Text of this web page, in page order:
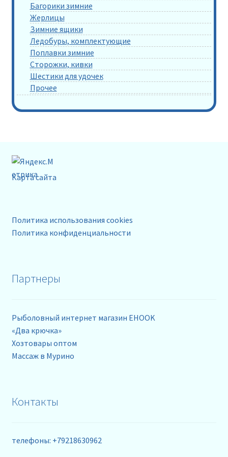
Багорики зимние
Жерлицы
Зимние ящики
Ледобуры, комплектующие
Поплавки зимние
Сторожки, кивки
Шестики для удочек
Прочее
Карта сайта
Политика использования cookies
Политика конфиденциальности
Партнеры
Рыболовный интернет магазин EHOOK
«Два крючка»
Хозтовары оптом
Массаж в Мурино
Контакты
телефоны: +79218630962